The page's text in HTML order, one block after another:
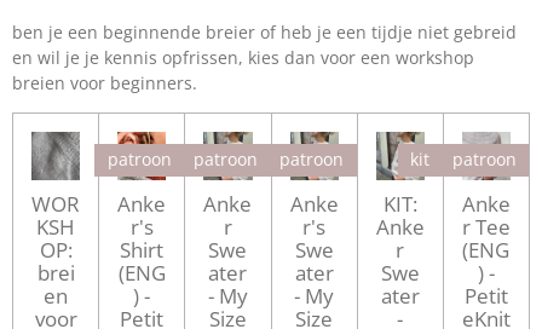
ben je een beginnende breier of heb je een tijdje niet gebreid
en wil je je kennis opfrissen, kies dan voor een workshop
breien voor beginners.
WOR
KSH
OP:
brei
en
voor
patroon
Anke
r's
Shirt
(ENG
) -
Petit
patroon
Anke
r
Swe
ater
- My
Size
patroon
Anke
r's
Swe
ater
- My
Size
kit
KIT:
Anke
r
Swe
ater
-
patroon
Anke
r Tee
(ENG
) -
Petit
eKnit